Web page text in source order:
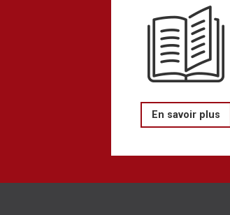
En savoir plus